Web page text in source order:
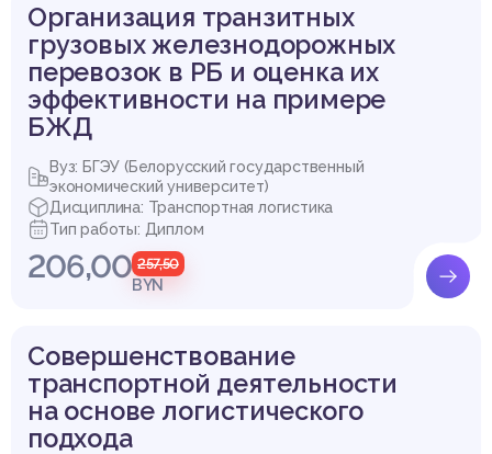
Организация транзитных
грузовых железнодорожных
перевозок в РБ и оценка их
эффективности на примере
БЖД
Вуз: БГЭУ (Белорусский государственный
экономический университет)
Дисциплина: Транспортная логистика
Тип работы: Диплом
206,00 257,50
BYN
Совершенствование
транспортной деятельности
на основе логистического
подхода